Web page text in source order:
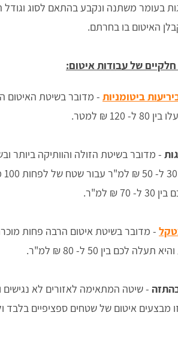
בעומר משתנה ונקבע בהתאם לסוג
האיטום בו בחרתם.
של עבודות איטום:
ביטומניות - מדובר בשיטת האיטום
- מדובר בשיטת הזולה והוותיקה ביותר
70 ₪ למ"ר.
- מדובר בשיטת איטום הרבה פחות
תעלה לכם בין 50 ל- 80 ₪ למ"ר.
מבצעים איטום של שטחים ספציפיים בלבד